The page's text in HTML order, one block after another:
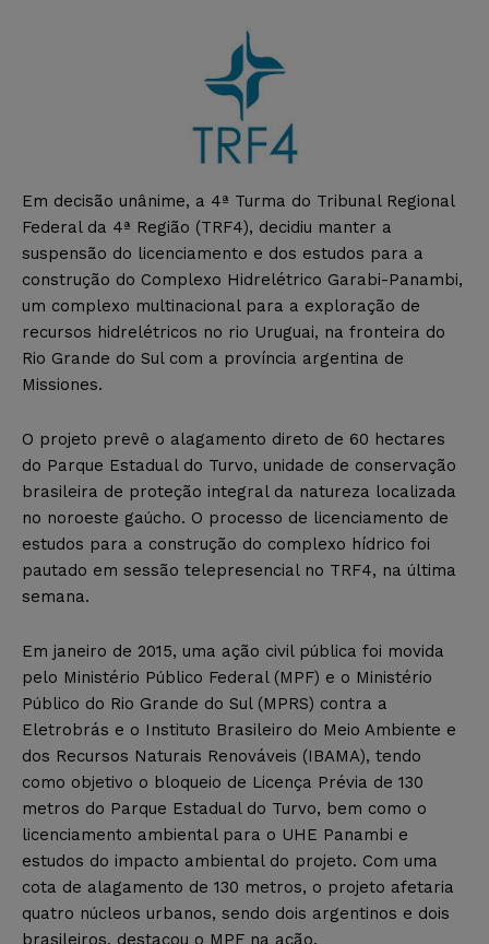
Em decisão unânime, a 4ª Turma do Tribunal Regional
Federal da 4ª Região (TRF4), decidiu manter a
suspensão do licenciamento e dos estudos para a
construção do Complexo Hidrelétrico Garabi-Panambi,
um complexo multinacional para a exploração de
recursos hidrelétricos no rio Uruguai, na fronteira do
Rio Grande do Sul com a província argentina de
Missiones.
O projeto prevê o alagamento direto de 60 hectares
do Parque Estadual do Turvo, unidade de conservação
brasileira de proteção integral da natureza localizada
no noroeste gaúcho. O processo de licenciamento de
estudos para a construção do complexo hídrico foi
pautado em sessão telepresencial no TRF4, na última
semana.
Em janeiro de 2015, uma ação civil pública foi movida
pelo Ministério Público Federal (MPF) e o Ministério
Público do Rio Grande do Sul (MPRS) contra a
Eletrobrás e o Instituto Brasileiro do Meio Ambiente e
dos Recursos Naturais Renováveis (IBAMA), tendo
como objetivo o bloqueio de Licença Prévia de 130
metros do Parque Estadual do Turvo, bem como o
licenciamento ambiental para o UHE Panambi e
estudos do impacto ambiental do projeto. Com uma
cota de alagamento de 130 metros, o projeto afetaria
quatro núcleos urbanos, sendo dois argentinos e dois
brasileiros, destacou o MPF na ação.